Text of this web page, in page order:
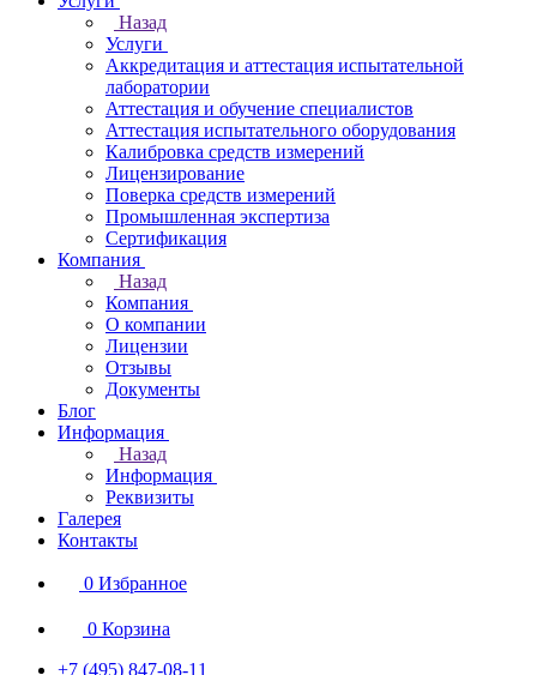
Назад
Услуги
Аккредитация и аттестация испытательной
лаборатории
Аттестация и обучение специалистов
Аттестация испытательного оборудования
Калибровка средств измерений
Лицензирование
Поверка средств измерений
Промышленная экспертиза
Сертификация
Компания
Назад
Компания
О компании
Лицензии
Отзывы
Документы
Блог
Информация
Назад
Информация
Реквизиты
Галерея
Контакты
0 Избранное
0 Корзина
+7 (495) 847-08-11